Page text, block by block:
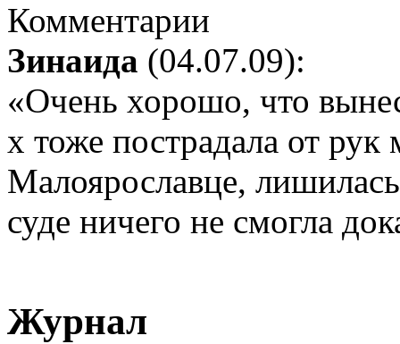
Комментарии
Зинаида (04.07.09):
«Очень хорошо, что
х тоже пострадала от
Малоярославце,
суде ничего не смогла
Журнал